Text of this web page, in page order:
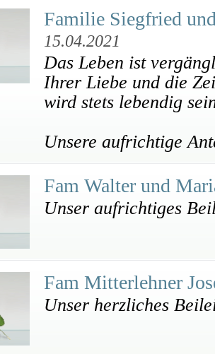
Familie Siegfried
15.04.2021
Das Leben ist
Ihrer Liebe und die
wird stets lebendig
Unsere aufrichtige
Fam Walter und
Unser aufrichtiges
Fam Mitterlehner
Unser herzliches